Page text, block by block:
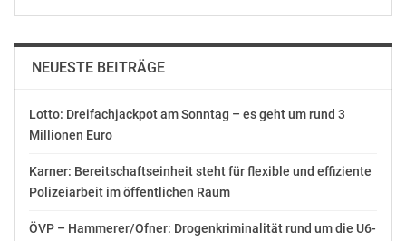
NEUESTE BEITRÄGE
Lotto: Dreifachjackpot am Sonntag – es geht um rund 3
Millionen Euro
Karner: Bereitschaftseinheit steht für flexible und effiziente
Polizeiarbeit im öffentlichen Raum
ÖVP – Hammerer/Ofner: Drogenkriminalität rund um die U6-